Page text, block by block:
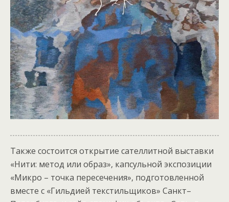
Также состоится открытие сателлитной выставки
«Нити: метод или образ», капсульной экспозиции
«Микро – точка пересечения», подготовленной
вместе с «Гильдией текстильщиков» Санкт–